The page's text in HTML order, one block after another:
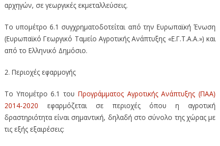
αρχηγών, σε γεωργικές εκμεταλλεύσεις.
Το υπομέτρο 6.1 συγχρηματοδοτείται από την Ευρωπαϊκή Ένωση
(Ευρωπαϊκό Γεωργικό Ταμείο Αγροτικής Ανάπτυξης «Ε.Γ.Τ.Α.Α.») και
από το Ελληνικό Δημόσιο.
2. Περιοχές εφαρμογής
Το Υπομέτρο 6.1 του Προγράμματος Αγροτικής Ανάπτυξης (ΠΑΑ)
2014-2020 εφαρμόζεται σε περιοχές όπου η αγροτική
δραστηριότητα είναι σημαντική, δηλαδή στο σύνολο της χώρας με
τις εξής εξαιρέσεις: